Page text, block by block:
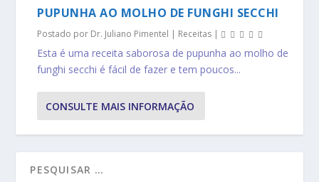
PUPUNHA AO MOLHO DE FUNGHI SECCHI
Postado por Dr. Juliano Pimentel | Receitas |
Esta é uma receita saborosa de pupunha ao molho de
funghi secchi é fácil de fazer e tem poucos...
CONSULTE MAIS INFORMAÇÃO